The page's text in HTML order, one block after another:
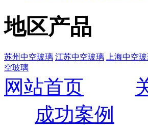
地区产品
苏州中空玻璃 江苏中空玻璃 上海中空
空玻璃
网站首页
成功案例